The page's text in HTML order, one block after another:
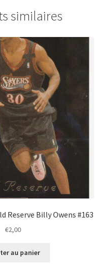
similaires
Reserve Billy Owens #163
€2,00
au panier